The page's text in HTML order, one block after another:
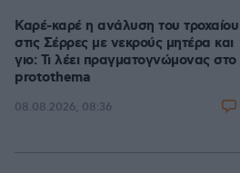
Καρέ-καρέ η ανάλυση του τροχαίου
στις Σέρρες με νεκρούς μητέρα και
γιο: Τι λέει πραγματογνώμονας στο
protothema
08.08.2026, 08:36